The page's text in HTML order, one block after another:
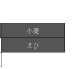
小麦
えび